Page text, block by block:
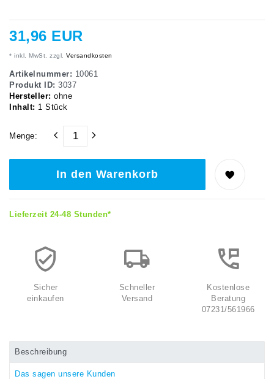
31,96 EUR
* inkl. MwSt. zzgl. Versandkosten
Artikelnummer: 10061
Produkt ID: 3037
Hersteller: ohne
Inhalt: 1 Stück
Menge:
In den Warenkorb
Lieferzeit 24-48 Stunden*
Sicher
einkaufen
Schneller
Versand
Kostenlose
Beratung
07231/561966
Beschreibung
Das sagen unsere Kunden